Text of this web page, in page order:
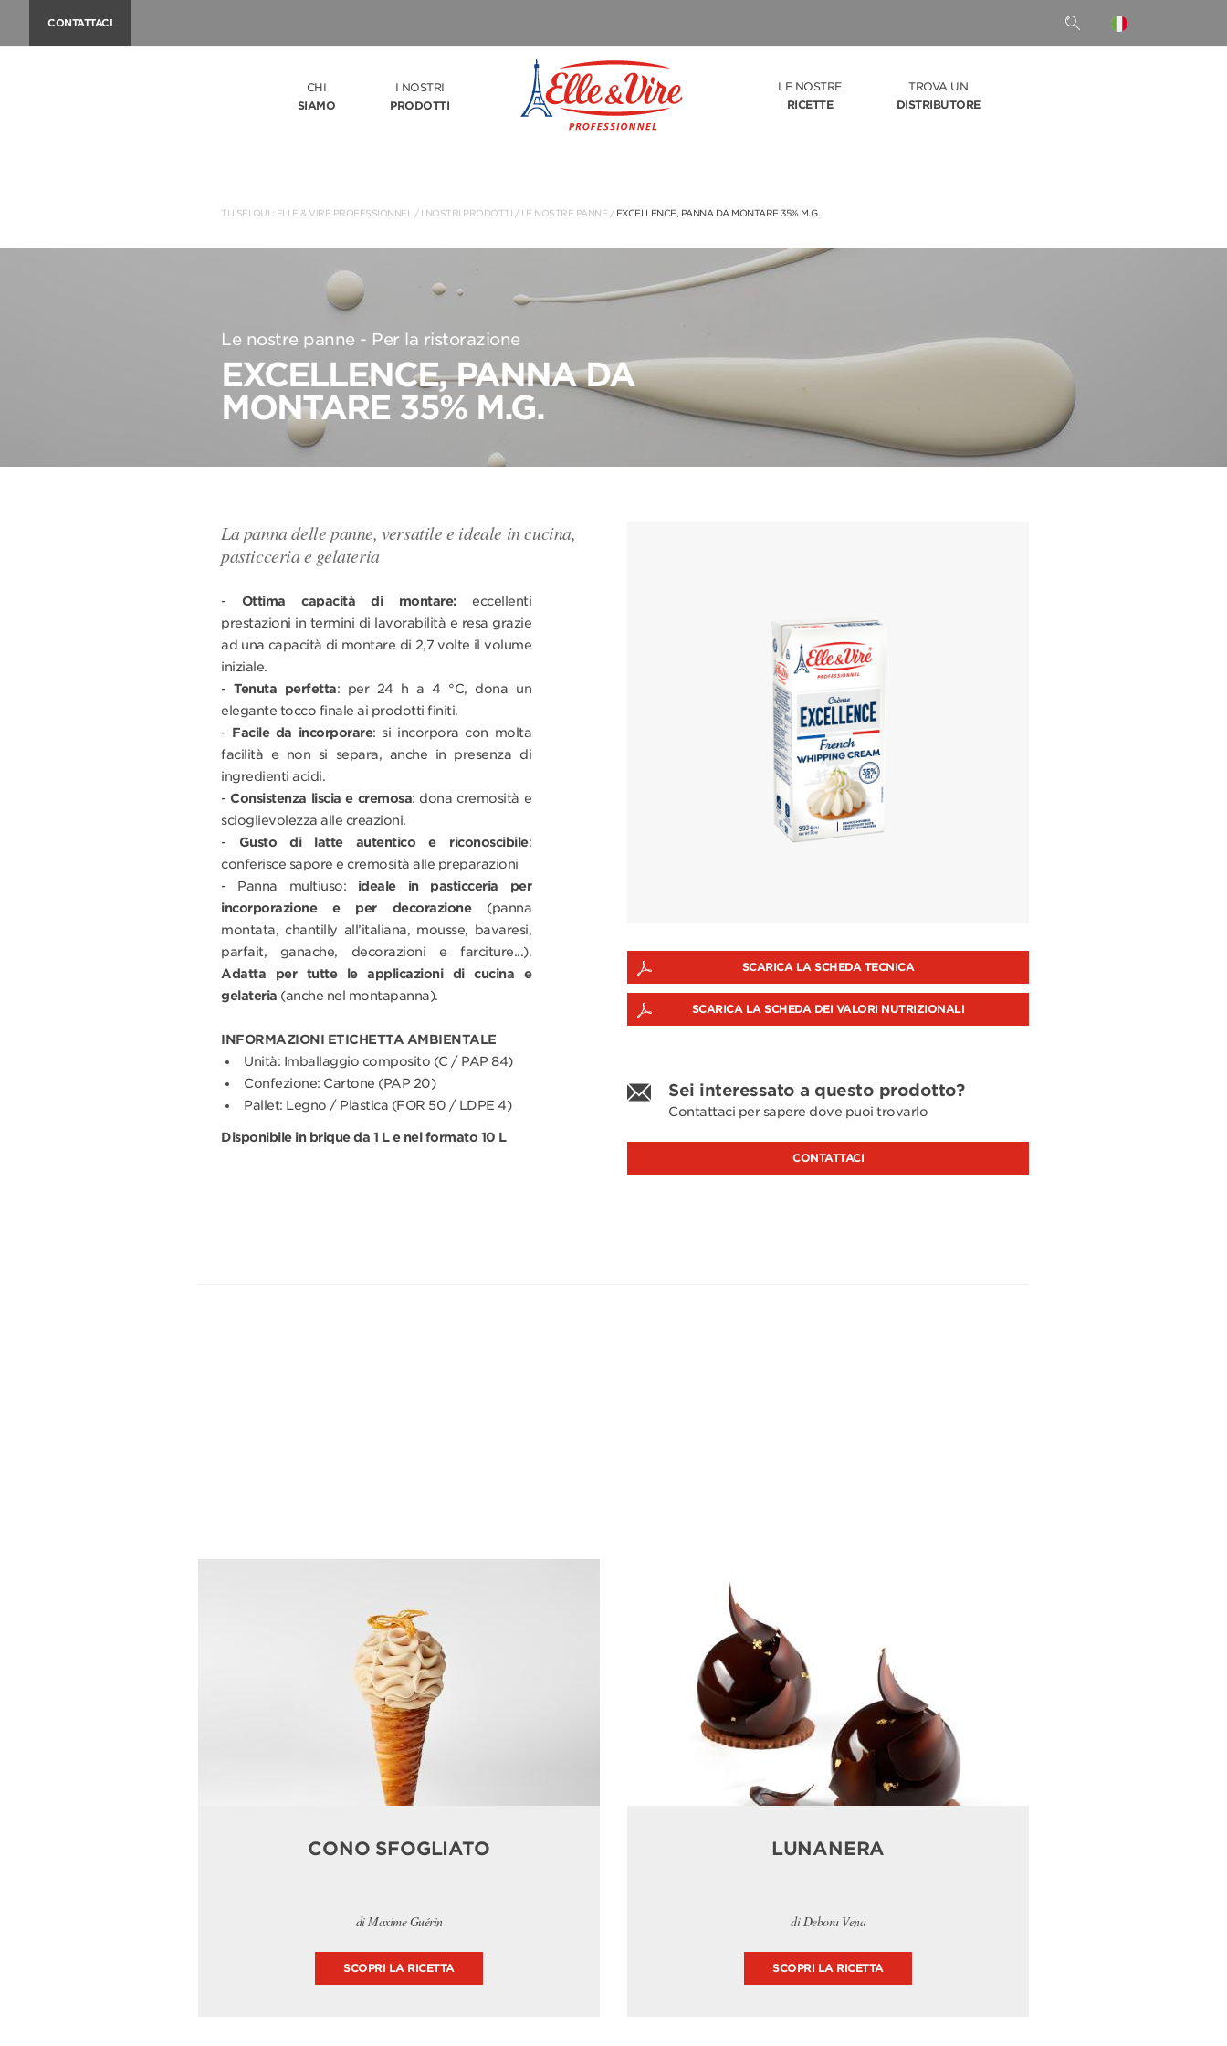
CONTATTACI
CHI
SIAMO
I NOSTRI
PRODOTTI
LE NOSTRE
RICETTE
TROVA UN
DISTRIBUTORE
TU SEI QUI : ELLE & VIRE PROFESSIONNEL / I NOSTRI PRODOTTI / LE NOSTRE PANNE / EXCELLENCE, PANNA DA MONTARE 35% M.G.
Le nostre panne - Per la ristorazione
EXCELLENCE, PANNA DA
MONTARE 35% M.G.
La panna delle panne, versatile e ideale in cucina,
pasticceria e gelateria
SCARICA LA SCHEDA TECNICA
SCARICA LA SCHEDA DEI VALORI NUTRIZIONALI
Sei interessato a questo prodotto?
Contattaci per sapere dove puoi trovarlo
CONTATTACI
- Ottima capacità di montare:eccellenti
prestazioni in termini di lavorabilità e resa grazie
ad una capacità di montare di 2,7 volte il volume
iniziale.
-Tenuta perfetta: per 24 h a 4 °C, dona un
elegante tocco finale ai prodotti finiti.
- Facile da incorporare: si incorpora con molta
facilità e non si separa, anche in presenza di
ingredienti acidi.
- Consistenza liscia e cremosa: dona cremosità e
scioglievolezza alle creazioni.
- Gusto di latte autentico e riconoscibile:
conferisce sapore e cremosità alle preparazioni
- Panna multiuso: ideale in pasticceria per
incorporazione e per decorazione(panna
montata, chantilly all’italiana, mousse, bavaresi,
parfait, ganache, decorazioni e farciture...).
Adatta per tutte le applicazioni di cucina e
gelateria (anche nel montapanna).
INFORMAZIONI ETICHETTA AMBIENTALE
Unità: Imballaggio composito (C / PAP 84)
Confezione: Cartone (PAP 20)
Pallet: Legno / Plastica (FOR 50 / LDPE 4)
Disponibile in brique da 1 L e nel formato 10 L
CONO SFOGLIATO
di Maxime Guérin
SCOPRI LA RICETTA
LUNANERA
di Debora Vena
SCOPRI LA RICETTA